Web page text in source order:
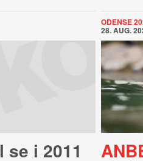
i 2011
ODENSE
28. AUG.